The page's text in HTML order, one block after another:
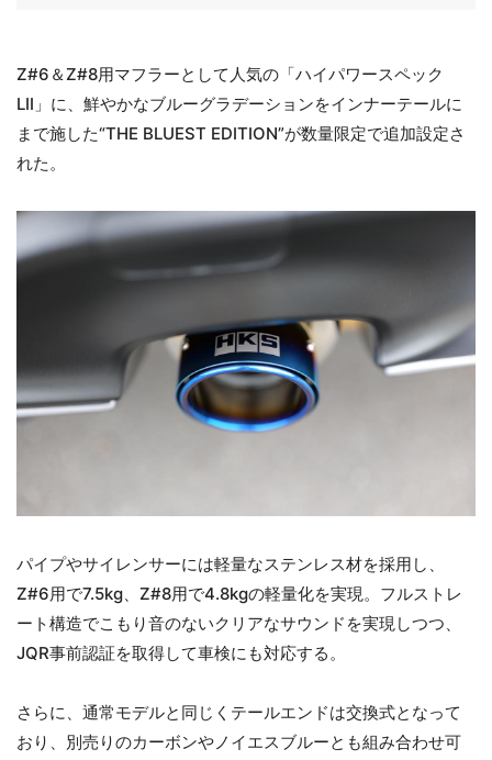
Z#6＆Z#8用マフラーとして人気の「ハイパワースペック
LII」に、鮮やかなブルーグラデーションをインナーテールに
まで施した“THE BLUEST EDITION”が数量限定で追加設定さ
れた。
パイプやサイレンサーには軽量なステンレス材を採用し、
Z#6用で7.5kg、Z#8用で4.8kgの軽量化を実現。フルストレ
ート構造でこもり音のないクリアなサウンドを実現しつつ、
JQR事前認証を取得して車検にも対応する。
さらに、通常モデルと同じくテールエンドは交換式となって
おり、別売りのカーボンやノイエスブルーとも組み合わせ可